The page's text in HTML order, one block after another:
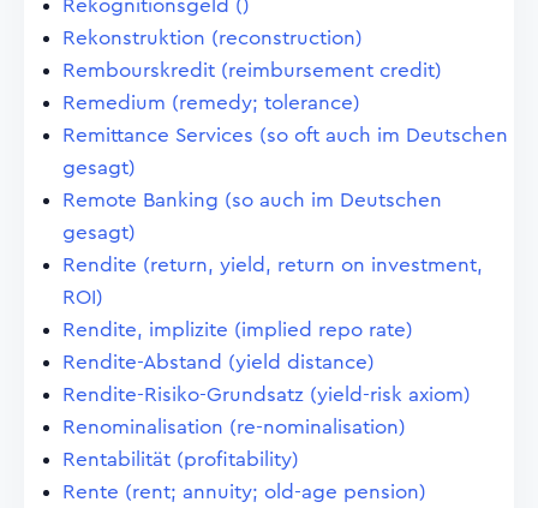
Rekognitionsgeld ()
Rekonstruktion (reconstruction)
Rembourskredit (reimbursement credit)
Remedium (remedy; tolerance)
Remittance Services (so oft auch im Deutschen
gesagt)
Remote Banking (so auch im Deutschen
gesagt)
Rendite (return, yield, return on investment,
ROI)
Rendite, implizite (implied repo rate)
Rendite-Abstand (yield distance)
Rendite-Risiko-Grundsatz (yield-risk axiom)
Renominalisation (re-nominalisation)
Rentabilität (profitability)
Rente (rent; annuity; old-age pension)